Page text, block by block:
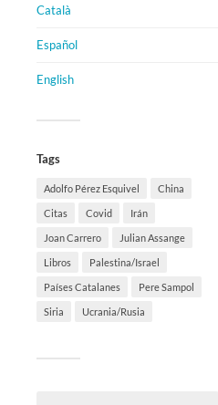
Català
Español
English
Tags
Adolfo Pérez Esquivel China
Citas Covid Irán
Joan Carrero Julian Assange
Libros Palestina/Israel
Países Catalanes Pere Sampol
Siria Ucrania/Rusia